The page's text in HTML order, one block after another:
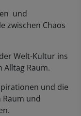
und
zwischen Chaos
Welt-Kultur ins
Raum.
und die
Raum und